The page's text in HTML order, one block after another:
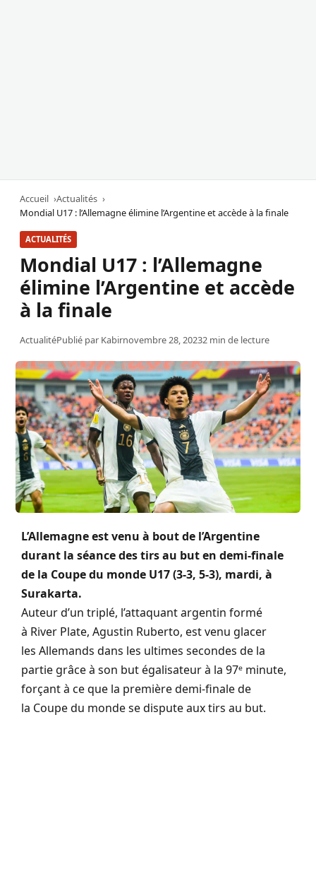
Accueil
Actualités
Mondial U17 : l’Allemagne élimine l’Argentine et accède à la finale
ACTUALITÉS
Mondial U17 : l’Allemagne
élimine l’Argentine et accède
à la finale
ActualitéPublié par Kabirnovembre 28, 20232 min de lecture
L’Allemagne est venu à bout de l’Argentine
durant la séance des tirs au but en demi-finale
de la Coupe du monde U17 (3-3, 5-3), mardi, à
Surakarta.
Auteur d’un triplé, l’attaquant argentin formé
à River Plate, Agustin Ruberto, est venu glacer
les Allemands dans les ultimes secondes de la
partie grâce à son but égalisateur à la 97ᵉ minute,
forçant à ce que la première demi-finale de
la Coupe du monde se dispute aux tirs au but.